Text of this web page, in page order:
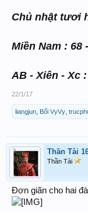
Chủ nhật tươi
Miền Nam : 68
AB - Xiên - Xc
22/1/17
liangjun Bối VyVy
Thần Tài
Thần Tài
Đơn giãn cho hai